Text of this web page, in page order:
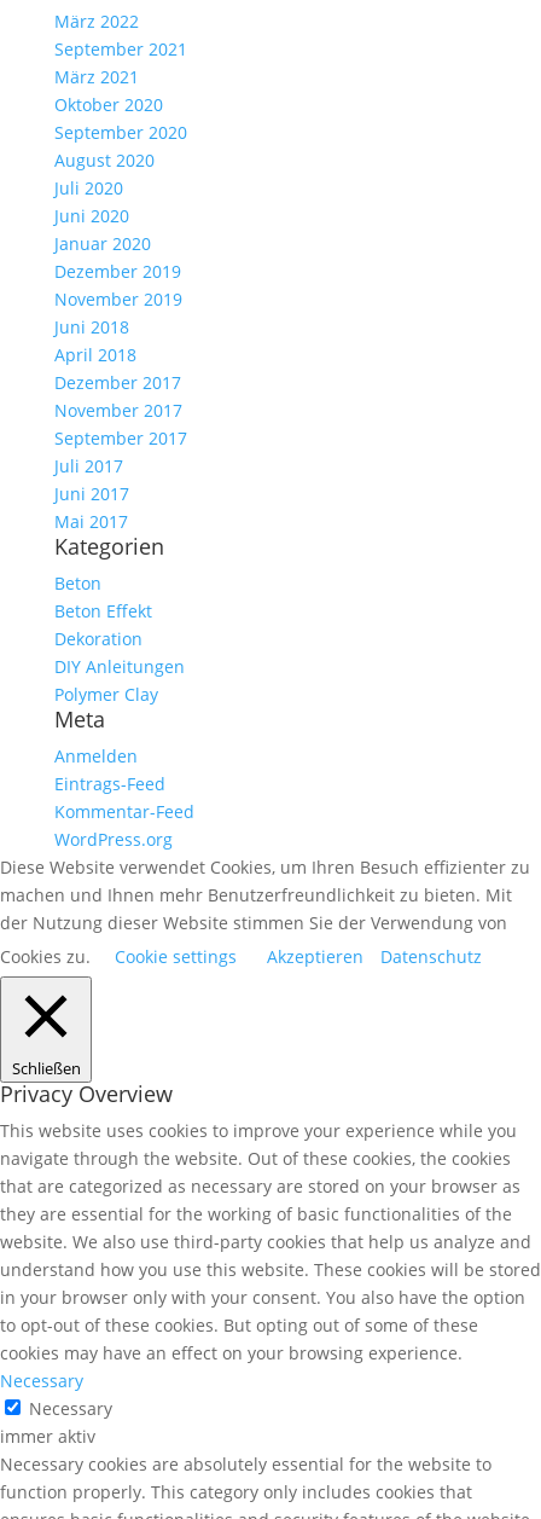
März 2022
September 2021
März 2021
Oktober 2020
September 2020
August 2020
Juli 2020
Juni 2020
Januar 2020
Dezember 2019
November 2019
Juni 2018
April 2018
Dezember 2017
November 2017
September 2017
Juli 2017
Juni 2017
Mai 2017
Kategorien
Beton
Beton Effekt
Dekoration
DIY Anleitungen
Polymer Clay
Meta
Anmelden
Eintrags-Feed
Kommentar-Feed
WordPress.org
Diese Website verwendet Cookies, um Ihren Besuch effizienter zu
machen und Ihnen mehr Benutzerfreundlichkeit zu bieten. Mit
der Nutzung dieser Website stimmen Sie der Verwendung von
Cookies zu.
Cookie settings Akzeptieren Datenschutz
Schließen
Privacy Overview
This website uses cookies to improve your experience while you
navigate through the website. Out of these cookies, the cookies
that are categorized as necessary are stored on your browser as
they are essential for the working of basic functionalities of the
website. We also use third-party cookies that help us analyze and
understand how you use this website. These cookies will be stored
in your browser only with your consent. You also have the option
to opt-out of these cookies. But opting out of some of these
cookies may have an effect on your browsing experience.
Necessary
Necessary
immer aktiv
Necessary cookies are absolutely essential for the website to
function properly. This category only includes cookies that